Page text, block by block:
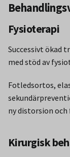
Fysioterapi
Successivt ökad
med stöd av
Fotledsortos,
ny distorsion
Kirurgisk